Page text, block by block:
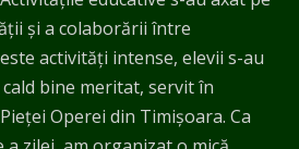
și a colaborării între
activități intense, elevii s-au
bine meritat, servit în
Operei din Timișoara. Ca